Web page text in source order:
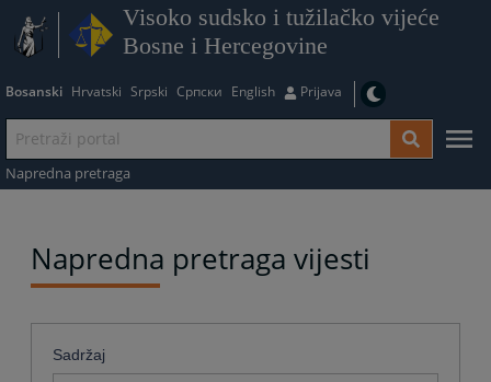
Visoko sudsko i tužilačko vijeće
Bosne i Hercegovine
Bosanski Hrvatski Srpski Српски English Prijava
Napredna pretraga
Napredna pretraga vijesti
Sadržaj